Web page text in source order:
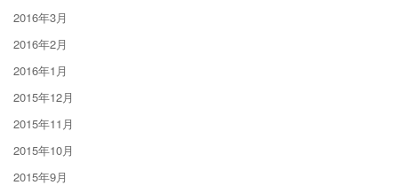
2016年3月
2016年2月
2016年1月
2015年12月
2015年11月
2015年10月
2015年9月